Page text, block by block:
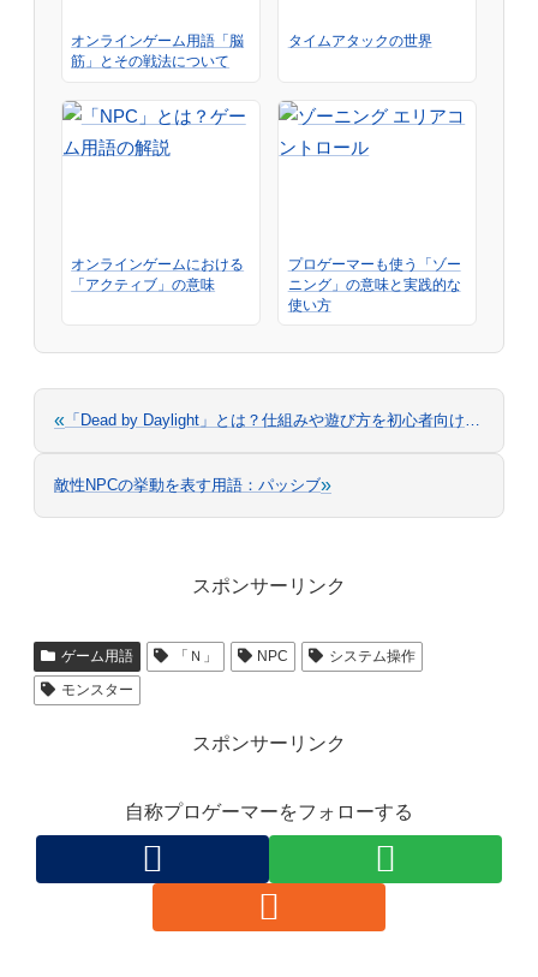
オンラインゲーム用語「脳
筋」とその戦法について
タイムアタックの世界
オンラインゲームにおける
「アクティブ」の意味
プロゲーマーも使う「ゾー
ニング」の意味と実践的な
使い方
« 「Dead by Daylight」とは？仕組みや遊び方を初心者向けに解説
敵性NPCの挙動を表す用語：パッシブ»
スポンサーリンク
ゲーム用語 「Ｎ」 NPC
システム操作
モンスター
スポンサーリンク
自称プロゲーマーをフォローする